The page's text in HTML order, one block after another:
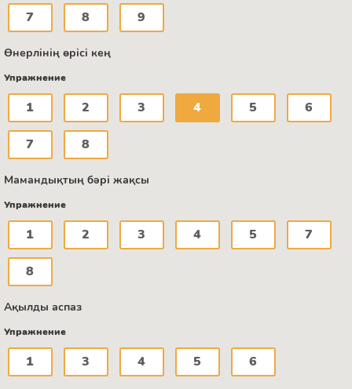
7 8 9
Өнерлінің өрісі кең
Упражнение
1 2 3 4 5 6
7 8
Мамандықтың бәрі жақсы
Упражнение
1 2 3 4 5 7
8
Ақылды аспаз
Упражнение
1 3 4 5 6